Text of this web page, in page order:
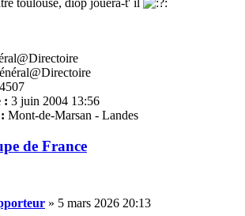
: 3 juin 2004 13:56
Mont-de-Marsan - Landes
de France
» 5 mars 2026 20:13